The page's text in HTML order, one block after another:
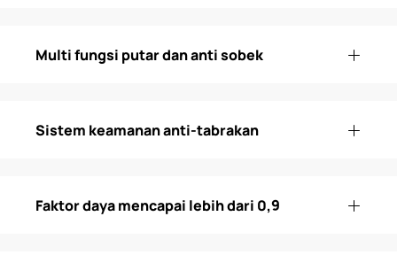
Multi fungsi putar dan anti sobek
Sistem keamanan anti-tabrakan
Faktor daya mencapai lebih dari 0,9